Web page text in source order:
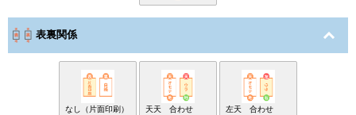
表裏関係
なし（片面印刷） 天天 合わせ 左天 合わせ